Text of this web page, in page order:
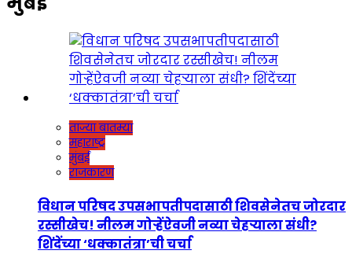
ताज्या बातम्या
महाराष्ट्र
मुंबई
राजकारण
विधान परिषद उपसभापतीपदासाठी शिवसेनेतच जोरदार
रस्सीखेच! नीलम गोऱ्हेंऐवजी नव्या चेहऱ्याला संधी?
शिंदेंच्या ‘धक्कातंत्रा’ची चर्चा